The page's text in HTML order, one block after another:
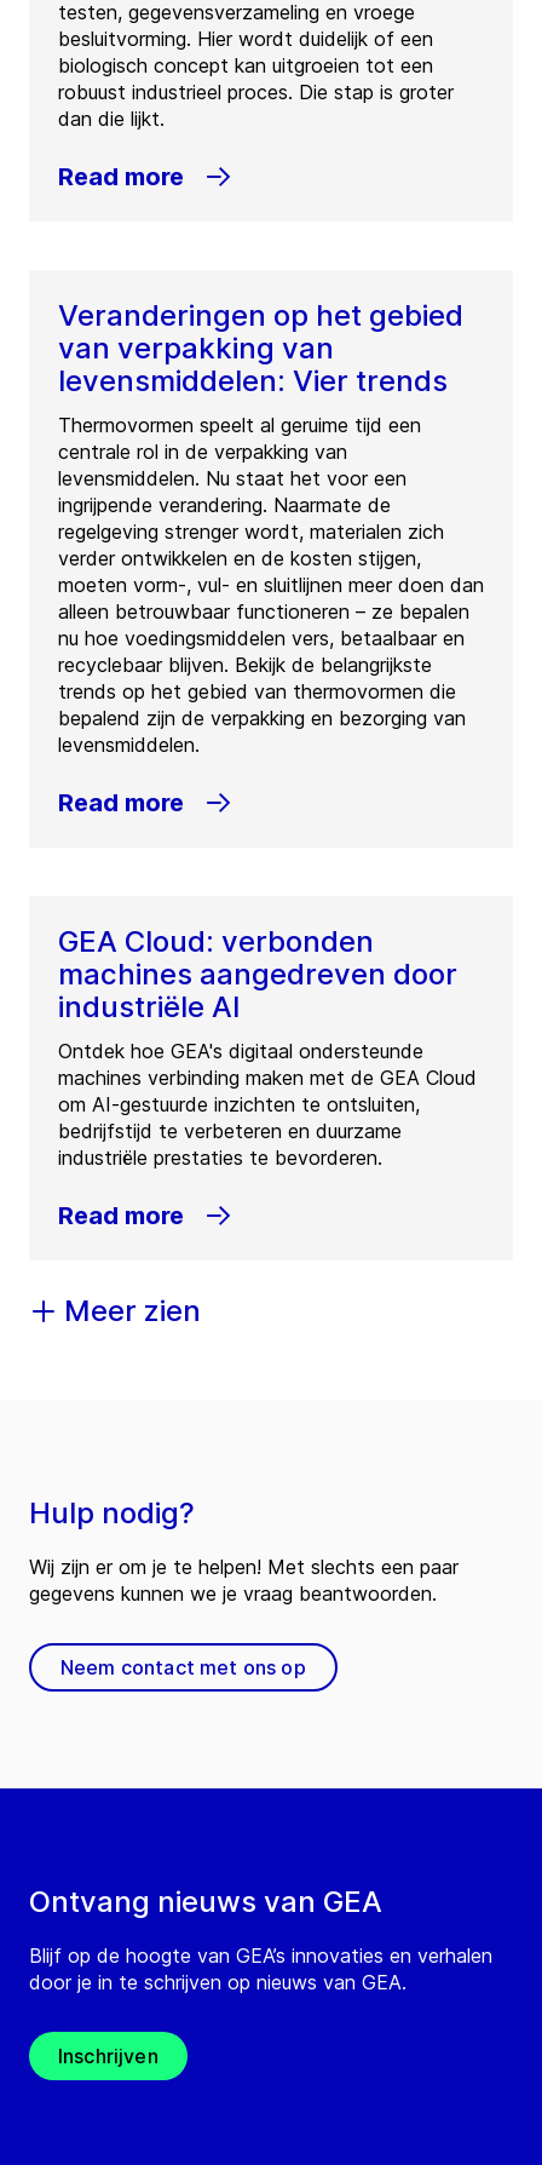
testen, gegevensverzameling en vroege
besluitvorming. Hier wordt duidelijk of een
biologisch concept kan uitgroeien tot een
robuust industrieel proces. Die stap is groter
dan die lijkt.
Read more
Veranderingen op het gebied
van verpakking van
levensmiddelen: Vier trends
Thermovormen speelt al geruime tijd een
centrale rol in de verpakking van
levensmiddelen. Nu staat het voor een
ingrijpende verandering. Naarmate de
regelgeving strenger wordt, materialen zich
verder ontwikkelen en de kosten stijgen,
moeten vorm-, vul- en sluitlijnen meer doen dan
alleen betrouwbaar functioneren – ze bepalen
nu hoe voedingsmiddelen vers, betaalbaar en
recyclebaar blijven. Bekijk de belangrijkste
trends op het gebied van thermovormen die
bepalend zijn de verpakking en bezorging van
levensmiddelen.
Read more
GEA Cloud: verbonden
machines aangedreven door
industriële AI
Ontdek hoe GEA's digitaal ondersteunde
machines verbinding maken met de GEA Cloud
om AI-gestuurde inzichten te ontsluiten,
bedrijfstijd te verbeteren en duurzame
industriële prestaties te bevorderen.
Read more
Meer zien
Ontvang nieuws van GEA
Blijf op de hoogte van GEA’s innovaties en verhalen
door je in te schrijven op nieuws van GEA.
Inschrijven
Hulp nodig?
Wij zijn er om je te helpen! Met slechts een paar
gegevens kunnen we je vraag beantwoorden.
Neem contact met ons op